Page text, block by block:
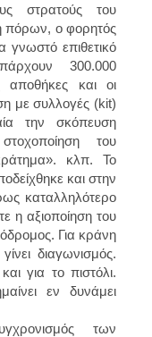
στρατούς του
πόρων, ο φορητός
γνωστό επιθετικό
300.000
αποθήκες και οι
με συλλογές (kit)
την σκόπευση
του
κλπ. Το
και στην
καταλληλότερο
η αξιοποίηση του
Για κράνη
διαγωνισμός.
για το πιστόλι.
εν δυνάμει
των